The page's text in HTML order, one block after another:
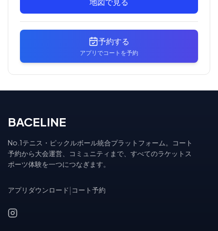
予約する
アプリでコートを予約
BACELINE
No.1テニス・ピックルボール統合プラットフォーム。コート
予約から大会運営、コミュニティまで、すべてのラケットス
ポーツ体験を一つにつなぎます。
アプリダウンロード コート予約